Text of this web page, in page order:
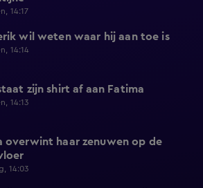
14:17
wil weten waar hij aan toe is
14:14
zijn shirt af aan Fatima
14:13
overwint haar zenuwen op de
14:03